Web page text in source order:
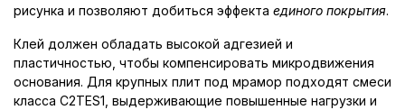
рисунка и позволяют добиться эффекта единого покрытия.
Клей должен обладать высокой адгезией и
пластичностью, чтобы компенсировать микродвижения
основания. Для крупных плит под мрамор подходят смеси
класса C2TES1, выдерживающие повышенные нагрузки и